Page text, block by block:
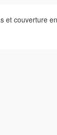
et couverture